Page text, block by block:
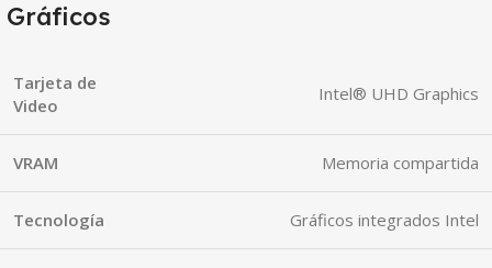
Gráficos
Tarjeta de
Video
Intel® UHD Graphics
VRAM Memoria compartida
Tecnología Gráficos integrados Intel